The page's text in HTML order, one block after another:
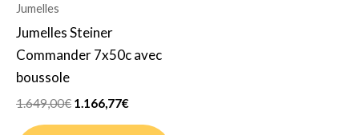
Jumelles
Jumelles Steiner
Commander 7x50c avec
boussole
1.649,00€ 1.166,77€